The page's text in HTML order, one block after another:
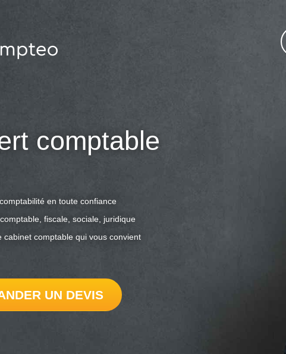
comptable
en toute confiance
fiscale, sociale, juridique
cabinet comptable qui vous convient
UN DEVIS